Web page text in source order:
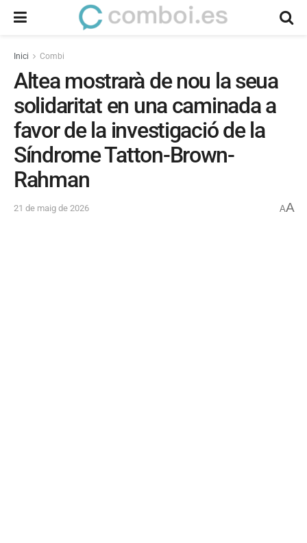
Inici Combi
Altea mostrarà de nou la seua
solidaritat en una caminada a
favor de la investigació de la
Síndrome Tatton-Brown-
Rahman
21 de maig de 2026 AA